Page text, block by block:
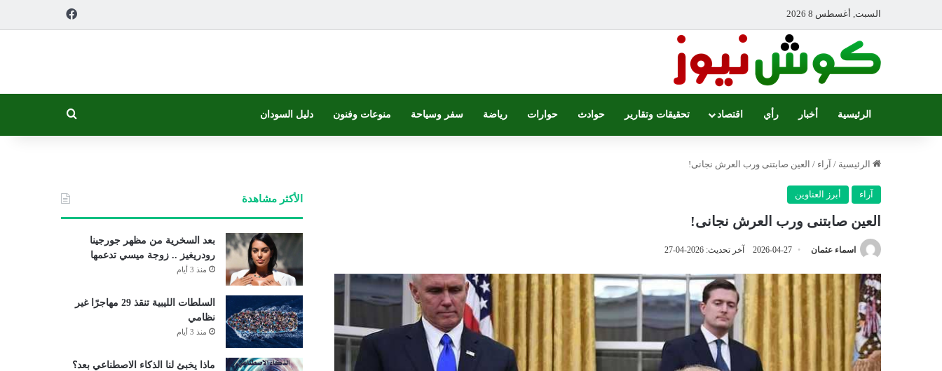
السبت, أغسطس 8 2026
الرئيسية أخبار رأي اقتصاد تحقيقات وتقارير حوادث حوارات رياضة سفر وسياحة منوعات وفنون دليل السودان
الرئيسية / آراء / العين صابتنى ورب العرش نجانى!
آراء أبرز العناوين
العين صابتنى ورب العرش نجانى!
اسماء عثمان 2026-04-27 آخر تحديث: 2026-04-27
الأكثر مشاهدة
بعد السخرية من مظهر جورجينا
رودريغيز .. زوجة ميسي تدعمها
منذ 3 أيام
السلطات الليبية تنقذ 29 مهاجرًا غير
نظامي
منذ 3 أيام
ماذا يخبئ لنا الذكاء الاصطناعي بعد؟